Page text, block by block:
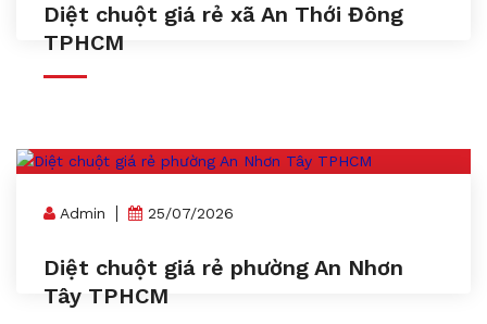
Diệt chuột giá rẻ xã An Thới Đông
TPHCM
Admin 25/07/2026
Diệt chuột giá rẻ phường An Nhơn
Tây TPHCM